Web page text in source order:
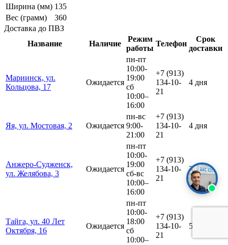
Ширина (мм) 135
Вес (грамм)
360
Доставка до ПВЗ
Название
Наличие
Режим
работы
Телефон
Срок
доставки
Мариинск, ул.
Кольцова, 17
Ожидается
пн-пт
10:00-
19:00
сб
10:00–
16:00
+7 (913)
134-10-
21
4 дня
Яя, ул. Мостовая, 2 Ожидается
пн-вс
9:00-
21:00
+7 (913)
134-10-
21
4 дня
Анжеро-Судженск,
ул. Желябова, 3
Ожидается
пн-пт
10:00-
19:00
сб-вс
10:00–
16:00
+7 (913)
134-10-
21
3 дня
Тайга, ул. 40 Лет
Октября, 16
Ожидается
пн-пт
10:00-
18:00
сб
10:00–
+7 (913)
134-10-
21
5 дней